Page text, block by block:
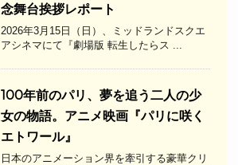
念舞台挨拶レポート
2026年3月15日（日）、ミッドランドスクエ
アシネマにて『劇場版 転生したらス ...
100年前のパリ、夢を追う二人の少
女の物語。アニメ映画『パリに咲く
エトワール』
日本のアニメーション界を牽引する豪華クリ